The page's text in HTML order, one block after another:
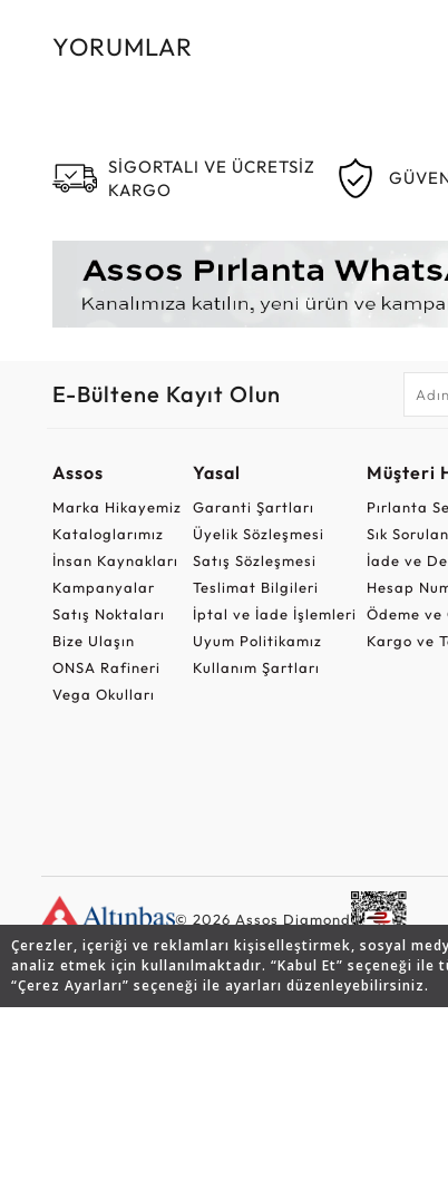
Çerezler, içeriği ve reklamları kişiselleştirmek, sosyal
analiz etmek için kullanılmaktadır. “Kabul Et” seçeneği
“Çerez Ayarları” seçeneği ile ayarları düzenleyebilirsiniz.
YORUMLAR
SİGORTALI VE ÜCRETSİZ
KARGO
E-Bültene Kayıt Olun
Assos
Marka Hikayemiz
Kataloglarımız
İnsan Kaynakları
Kampanyalar
Satış Noktaları
Bize Ulaşın
ONSA Rafineri
Vega Okulları
Yasal
Garanti Şartları
Üyelik Sözleşmesi
Satış Sözleşmesi
Teslimat Bilgileri
İptal ve İade İşlemleri
Uyum Politikamız
Kullanım Şartları
Müşteri
Pırlanta
Sık
İade ve
Hesap
Ödeme ve
Kargo ve
© 2026 Assos Diamond